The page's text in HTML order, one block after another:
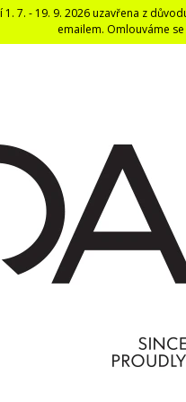
7. - 19. 9. 2026 uzavřena z
emailem. Omlouváme
DOPORUČUJEME